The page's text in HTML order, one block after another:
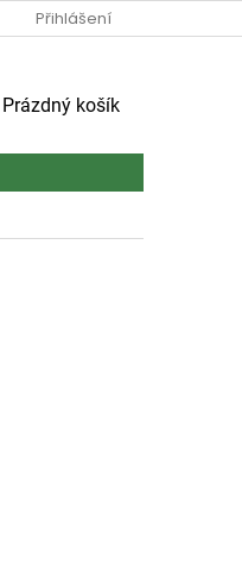
MAPA SERVERU
Přihlášení
NÁKUPNÍ
Prázdný košík